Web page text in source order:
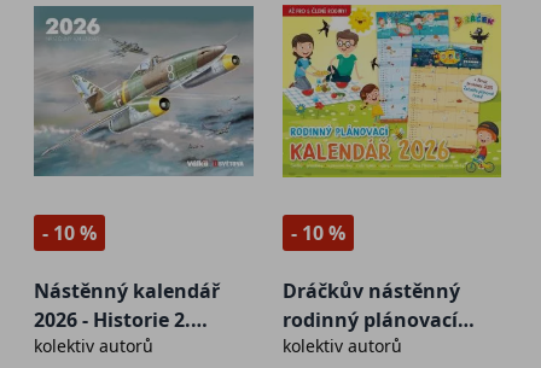
- 10 %
Nástěnný kalendář
2026 - Historie 2.
světové války
kolektiv autorů
- 10 %
Dráčkův nástěnný
rodinný plánovací
kalendář 2026
kolektiv autorů